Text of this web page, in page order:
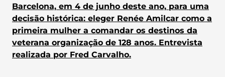
Barcelona, em 4 de junho deste ano, para uma
decisão histórica: eleger Renée Amilcar como a
primeira mulher a comandar os destinos da
veterana organização de 128 anos. Entrevista
realizada por Fred Carvalho.